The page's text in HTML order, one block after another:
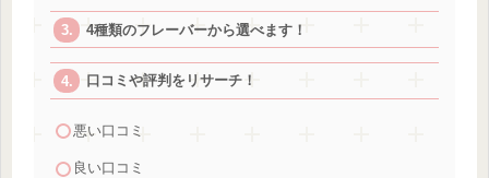
4種類のフレーバーから選べます！
口コミや評判をリサーチ！
悪い口コミ
良い口コミ